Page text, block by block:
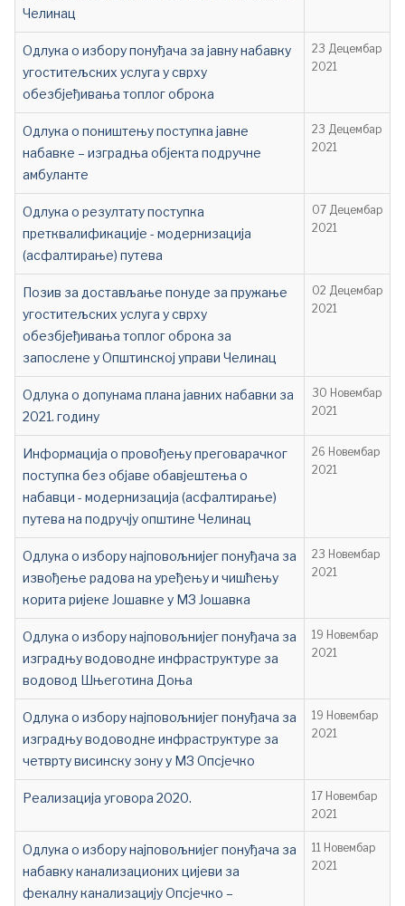
Челинац
Одлука о избору понуђача за јавну набавку
угоститељских услуга у сврху
обезбјеђивања топлог оброка
23 Децембар
2021
Одлука о поништењу поступка јавне
набавке – изградња објекта подручне
амбуланте
23 Децембар
2021
Одлука о резултату поступка
претквалификације - модернизација
(асфалтирање) путева
07 Децембар
2021
Позив за достављање понуде за пружање
угоститељских услуга у сврху
обезбјеђивања топлог оброка за
запослене у Општинској управи Челинац
02 Децембар
2021
Одлука о допунама плана јавних набавки за
2021. годину
30 Новембар
2021
Информација о провођењу преговарачког
поступка без објаве обавјештења о
набавци - модернизација (асфалтирање)
путева на подручју општине Челинац
26 Новембар
2021
Одлука о избору најповољнијег понуђача за
извођење радова на уређењу и чишћењу
корита ријеке Јошавке у МЗ Јошавка
23 Новембар
2021
Одлука о избору најповољнијег понуђача за
изградњу водоводне инфраструктуре за
водовод Шњеготина Доња
19 Новембар
2021
Одлука о избору најповољнијег понуђача за
изградњу водоводне инфраструктуре за
четврту висинску зону у МЗ Опсјечко
19 Новембар
2021
Реализација уговора 2020.
17 Новембар
2021
Одлука о избору најповољнијег понуђача за
набавку канализационих цијеви за
фекалну канализацију Опсјечко –
11 Новембар
2021